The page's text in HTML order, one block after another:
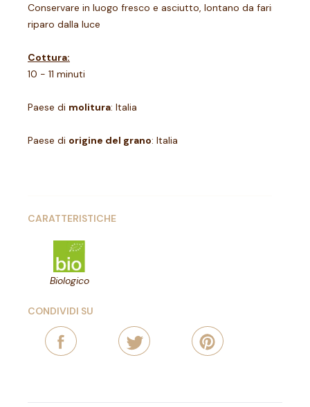
Conservare in luogo fresco e asciutto, lontano da farine, riso
riparo dalla luce
Cottura:
10 - 11 minuti
Paese di molitura: Italia
Paese di origine del grano: Italia
CARATTERISTICHE
Biologico
CONDIVIDI SU